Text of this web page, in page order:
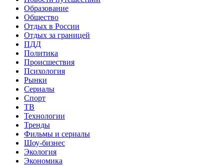
Образование
Общество
Отдых в России
Отдых за границей
ПДД
Политика
Происшествия
Психология
Рынки
Сериалы
Спорт
ТВ
Технологии
Тренды
Фильмы и сериалы
Шоу-бизнес
Экология
Экономика